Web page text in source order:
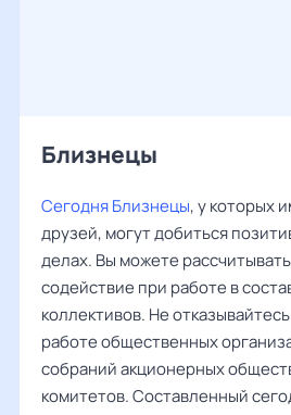
Близнецы
Сегодня Близнецы, у которых
друзей, могут добиться
делах. Вы можете
содействие при работе в
коллективов. Не
работе общественных
собраний акционерных
комитетов. Составленный